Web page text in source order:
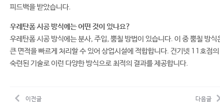
피드백을 받았습니다.
우레탄폼 시공 방식에는 어떤 것이 있나요?
우레탄폼 시공 방식에는 분사, 주입, 뿜칠 방법이 있습니다. 이 중 뿜칠 방식
큰 면적을 빠르게 처리할 수 있어 상업시설에 적합합니다. 건기넷 11호점의
숙련된 기술로 이런 다양한 방식으로 최적의 결과를 제공합니다.
이전글 다음글